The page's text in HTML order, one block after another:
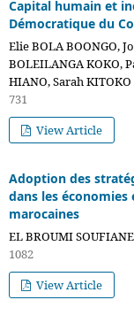
Capital humain et
Démocratique du
Elie BOLA BOONGO,
BOLEILANGA KOKO,
HIANO, Sarah
731
View Article
Adoption des
dans les économies
marocaines
EL BROUMI
1082
View Article